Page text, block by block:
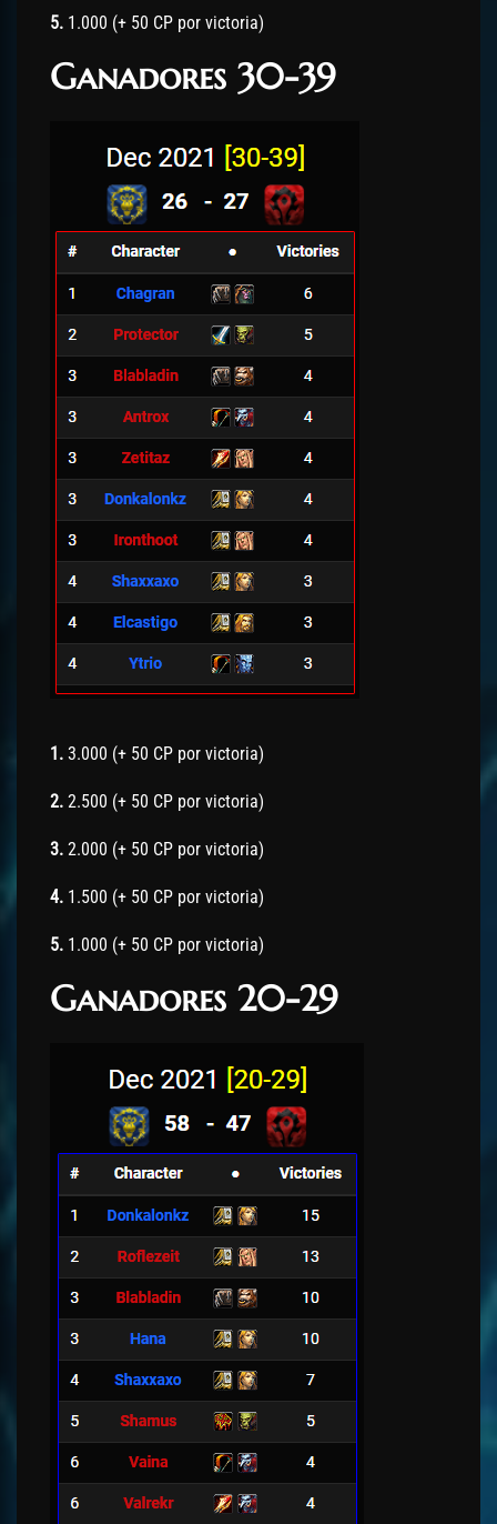
5. 1.000 (+ 50 CP por victoria)
Ganadores 30-39
1. 3.000 (+ 50 CP por victoria)
2. 2.500 (+ 50 CP por victoria)
3. 2.000 (+ 50 CP por victoria)
4. 1.500 (+ 50 CP por victoria)
5. 1.000 (+ 50 CP por victoria)
Ganadores 20-29